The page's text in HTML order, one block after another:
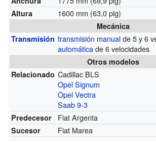
Altura 1600 mm (63,0 plg)
Mecánica
Transmisión transmisión manualde 5 y 6
automáticade 6 velocidades
Otros modelos
Relacionado Cadillac BLS
Opel Signum
Opel Vectra
Saab 9-3
Predecesor Fiat Argenta
Sucesor Fiat Marea